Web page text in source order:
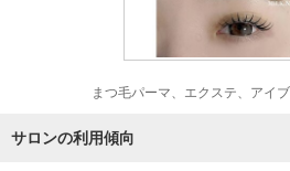
まつ毛パーマ、エクステ、アイ
サロンの利用傾向